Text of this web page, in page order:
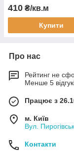
410 ₴/кв.м
Купити
Про нас
Рейтинг не
Менше 5
Працює з
м. Київ
Вул.
Контакти